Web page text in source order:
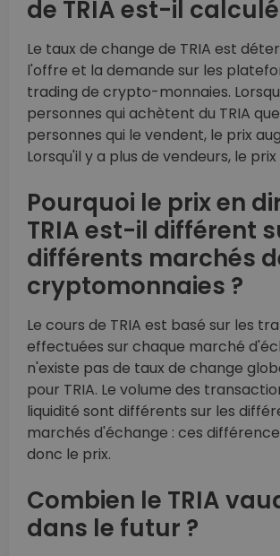
de TRIA est-il
Le taux de change de TRIA est
l'offre et la demande sur les
trading de crypto-monnaies.
personnes qui achètent du TRIA
personnes qui le vendent, le prix
Lorsqu'il y a plus de vendeurs, le prix
Pourquoi le prix en
TRIA est-il différent
différents marchés
cryptomonnaies ?
Le cours de TRIA est basé sur les
effectuées sur chaque marché
n'existe pas de taux de change
pour TRIA. Le volume des
liquidité sont différents sur les
marchés d'échange : ces
donc le prix.
Combien le TRIA
dans le futur ?